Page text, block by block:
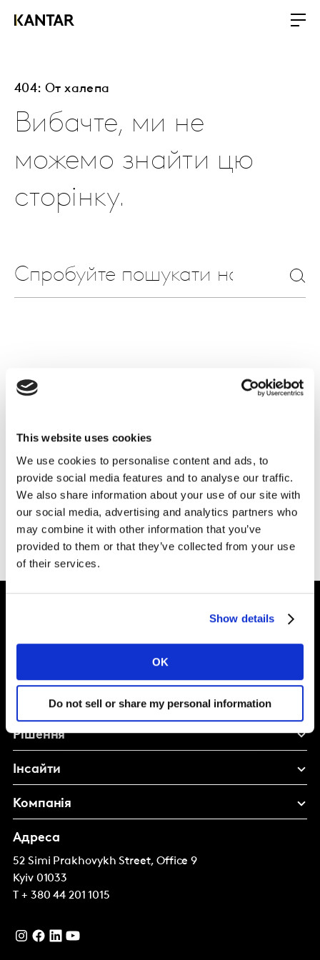
This website uses cookies
We use cookies to personalise content and ads, to
provide social media features and to analyse our traffic.
We also share information about your use of our site with
our social media, advertising and analytics partners who
may combine it with other information that you’ve
provided to them or that they’ve collected from your use
of their services.
Show details
OK
Do not sell or share my personal information
404: От халепа
Вибачте, ми не
можемо знайти цю
сторінку.
На головну
... або пошукайте серед
нашої екпертизичисекторів, в яких ми
працюємо.
Потрібна допомога?
Написати нам.
Shape your
brand future
Рішення
Інсайти
Компанія
Адреса
52 Simi Prakhovykh Street, Office 9
Kyiv 01033
+ 380 44 201 1015